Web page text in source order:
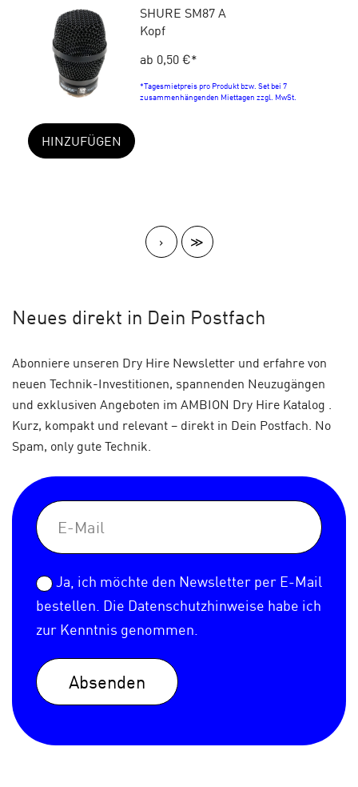
SHURE SM87 A
Kopf
ab 0,50 €*
*Tagesmietpreis pro Produkt bzw. Set bei 7
zusammenhängenden Miettagen zzgl. MwSt.
HINZUFÜGEN
> ≫
Neues direkt in Dein Postfach
Abonniere unseren Dry Hire Newsletter und erfahre von
neuen Technik-Investitionen, spannenden Neuzugängen
und exklusiven Angeboten im AMBION Dry Hire Katalog .
Kurz, kompakt und relevant – direkt in Dein Postfach. No
Spam, only gute Technik.
Ja, ich möchte den Newsletter per E-Mail
bestellen. Die Datenschutzhinweise habe ich
zur Kenntnis genommen.
Absenden